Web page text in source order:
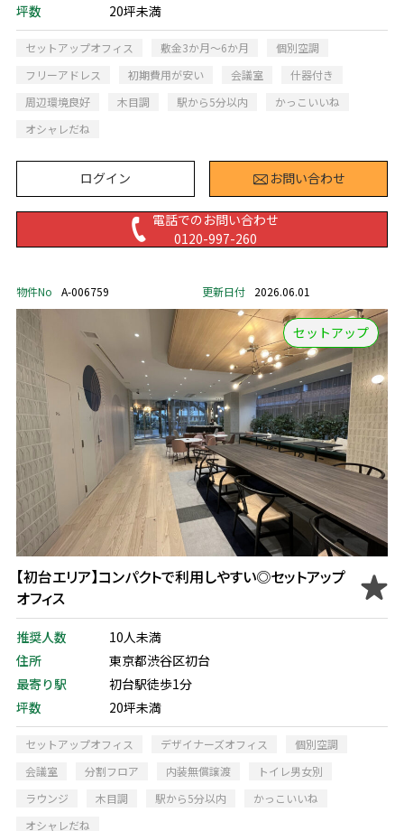
坪数
20坪未満
セットアップオフィス 敷金3か月～6か月
個別空調
フリーアドレス
初期費用が安い 会議室
什器付き
周辺環境良好
木目調 駅から5分以内
かっこいいね
オシャレだね
ログイン お問い合わせ
電話でのお問い合わせ
0120-997-260
物件No A-006759 更新日付 2026.06.01
セットアップ
【初台エリア】コンパクトで利用しやすい◎セットアップ
オフィス
推奨人数
10人未満
住所
東京都渋谷区初台
最寄り駅
初台駅徒歩1分
坪数
20坪未満
セットアップオフィス デザイナーズオフィス
個別空調
会議室
分割フロア 内装無償譲渡
トイレ男女別
ラウンジ
木目調 駅から5分以内
かっこいいね
オシャレだね